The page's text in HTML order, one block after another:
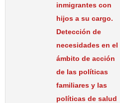
inmigrantes con
hijos a su cargo.
Detección de
necesidades en el
ámbito de acción
de las políticas
familiares y las
políticas de salud